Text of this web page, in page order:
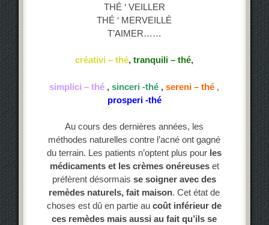
THÉ ‘ VEILLER
THÉ ‘ MERVEILLÉ
T’AIMER……
créativi – thé,tranquili – thé,
simplici –thé , sinceri -thé ,sereni – thé ,
prosperi -thé
Au cours des dernières années, les
méthodes naturelles contre l’acné ont gagné
du terrain. Les patients n’optent plus pour les
médicaments et les crèmes onéreuseset
préfèrent désormaisse soigner avec des
remèdes naturels, fait maison. Cet état de
choses est dû en partie aucoût inférieur de
ces remèdes mais aussi au fait qu’ils se